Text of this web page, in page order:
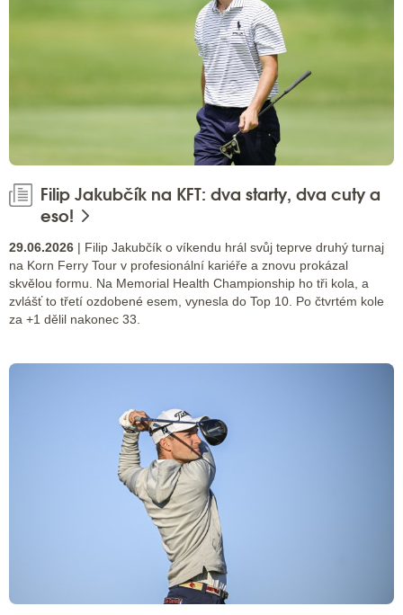
Filip Jakubčík na KFT: dva starty, dva cuty a
eso!
29.06.2026 | Filip Jakubčík o víkendu hrál svůj teprve druhý turnaj
na Korn Ferry Tour v profesionální kariéře a znovu prokázal
skvělou formu. Na Memorial Health Championship ho tři kola, a
zvlášť to třetí ozdobené esem, vynesla do Top 10. Po čtvrtém kole
za +1 dělil nakonec 33.